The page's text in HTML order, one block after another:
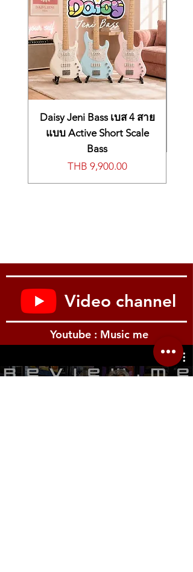
Daisy Jeni Bass เบส 4 สาย
แบบ Active Short Scale
Bass
Price
THB 9,900.00
Video channel
Youtube : Music me